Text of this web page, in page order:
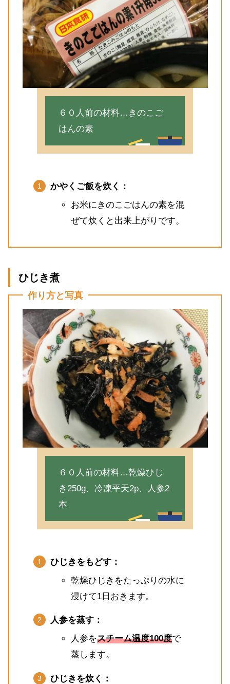
６０人前の材料…きのこご
はんの素
かやくご飯を炊く：
お米にきのこごはんの素を混
ぜて炊くと出来上がりです。
ひじき煮
作り方と写真
６０人前の材料…乾燥ひじ
き250g、冷凍平天2p、人参2
本
ひじきをもどす：
乾燥ひじきをたっぷりの水に
浸けて1日おきます。
人参を蒸す：
人参をスチーム温度100度で
蒸します。
ひじきを炊く：